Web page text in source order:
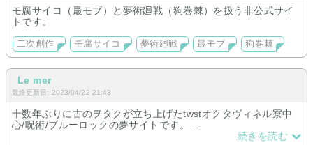
モ腐サイコ（最モブ）と夢術廻戦（狗巻棘）を扱う非公式サイ
トです。
二次創作 モ腐サイコ 夢術廻戦 最モブ 狗巻棘
Le mer
最終更新日: 2023/04/22 21:43
十数年ぶりに古のヲタクが立ち上げたtwstオクタヴィネル寮中
心/呪術/ブルーロックの夢サイトです。
甘〜裏まで幅広く取り扱っていくつもりですので、お気軽にお
続きを読む